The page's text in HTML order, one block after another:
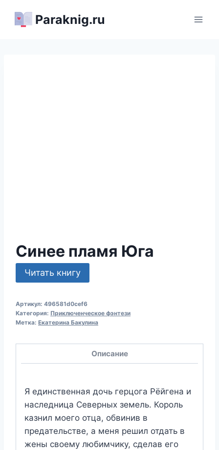
Paraknig.ru
Синее пламя Юга
Читать книгу
Артикул: 496581d0cef6
Категория: Приключенческое фэнтези
Метка: Екатерина Бакулина
Описание
Я единственная дочь герцога Рёйгена и
наследница Северных земель. Король
казнил моего отца, обвинив в
предательстве, а меня решил отдать в
жены своему любимчику, сделав его